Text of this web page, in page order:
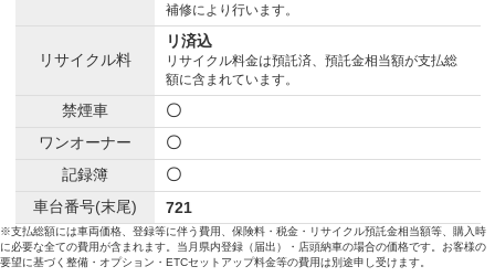
補修により行います。
リサイクル料
リ済込
リサイクル料金は預託済、預託金相当額が支払総
額に含まれています。
禁煙車
〇
ワンオーナー
〇
記録簿
〇
車台番号(末尾)
721
※支払総額には車両価格、登録等に伴う費用、保険料・税金・リサイクル預託金相当額等、購入時
に必要な全ての費用が含まれます。当月県内登録（届出）・店頭納車の場合の価格です。お客様の
要望に基づく整備・オプション・ETCセットアップ料金等の費用は別途申し受けます。